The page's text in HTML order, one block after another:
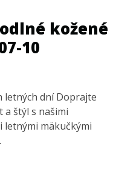
kožené
10
letných dní Doprajte
štýl s našimi
letnými mäkučkými